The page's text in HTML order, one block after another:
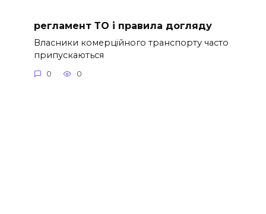
регламент ТО і правила догляду
Власники комерційного транспорту часто
припускаються
0 0